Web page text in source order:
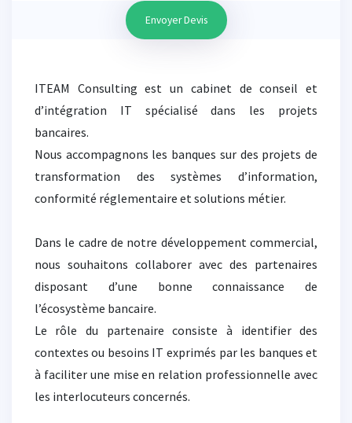
Envoyer Devis
ITEAM Consulting est un cabinet de conseil et
d’intégration IT spécialisé dans les projets
bancaires.
Nous accompagnons les banques sur des projets de
transformation des systèmes d’information,
conformité réglementaire et solutions métier.
Dans le cadre de notre développement commercial,
nous souhaitons collaborer avec des partenaires
disposant d’une bonne connaissance de
l’écosystème bancaire.
Le rôle du partenaire consiste à identifier des
contextes ou besoins IT exprimés par les banques et
à faciliter une mise en relation professionnelle avec
les interlocuteurs concernés.